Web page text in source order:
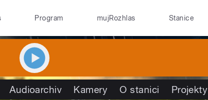
Program mujRozhlas Stanice
Audioarchiv Kamery O stanici Projekty